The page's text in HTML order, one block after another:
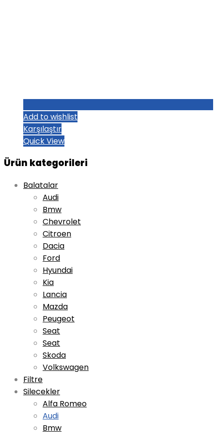
Add to wishlist
Karşılaştır
Quick View
Ürün kategorileri
Balatalar
Audi
Bmw
Chevrolet
Citroen
Dacia
Ford
Hyundai
Kia
Lancia
Mazda
Peugeot
Seat
Seat
Skoda
Volkswagen
Filtre
Silecekler
Alfa Romeo
Audi
Bmw